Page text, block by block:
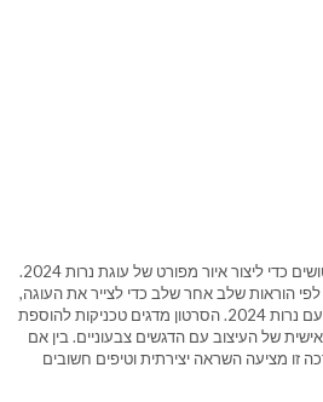
במדריך זה, נשתמש בעיפרון ובטושים כדי ליצור איור מפורט של עוגת נרות 2024.
הוראות שלב אחר שלב כדי לצייר את העוגה,
להוסיף פרטי ציפוי ולקשט אותה עם נרות 2024. הסרטון מדגים טכניקות להוספת
של העיצוב עם הדגשים צבעוניים. בין אם
זו מציעה השראה יצירתית וטיפים חשובים